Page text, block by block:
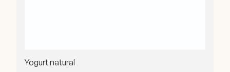
Yogurt natural